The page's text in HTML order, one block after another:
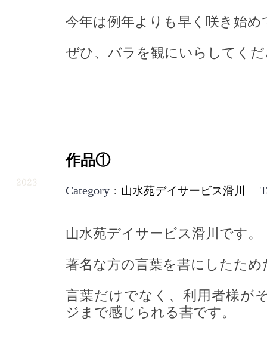
今年は例年よりも早く咲き始め
ぜひ、バラを観にいらしてく
2023
作品①
Category ： 山水苑デイサービス滑川
山水苑デイサービス滑川です。
著名な方の言葉を書にしたた
言葉だけでなく、利用者様が
ジまで感じられる書です。